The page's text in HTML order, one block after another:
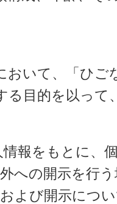
おいて、「ひ
る目的を以って
報をもとに、
への開示を行
よび開示につ